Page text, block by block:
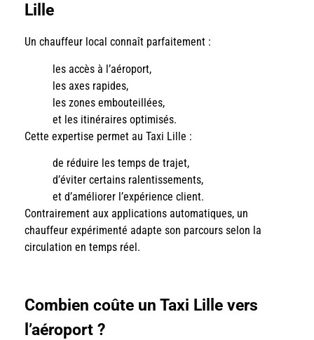
Lille
Un chauffeur local connaît parfaitement :
les accès à l’aéroport,
les axes rapides,
les zones embouteillées,
et les itinéraires optimisés.
Cette expertise permet au Taxi Lille :
de réduire les temps de trajet,
d’éviter certains ralentissements,
et d’améliorer l’expérience client.
Contrairement aux applications automatiques, un
chauffeur expérimenté adapte son parcours selon la
circulation en temps réel.
Combien coûte un Taxi Lille vers
l’aéroport ?